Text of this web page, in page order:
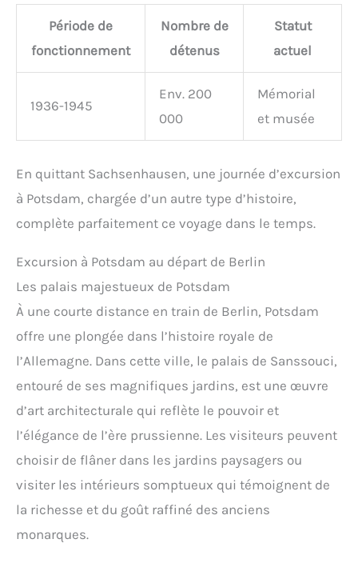
Période de
fonctionnement
Nombre de
détenus
Statut
actuel
1936-1945
Env. 200
000
Mémorial
et musée
En quittant Sachsenhausen, une journée d’excursion
à Potsdam, chargée d’un autre type d’histoire,
complète parfaitement ce voyage dans le temps.
Excursion à Potsdam au départ de Berlin
Les palais majestueux de Potsdam
À une courte distance en train de Berlin, Potsdam
offre une plongée dans l’histoire royale de
l’Allemagne. Dans cette ville, le palais de Sanssouci,
entouré de ses magnifiques jardins, est une œuvre
d’art architecturale qui reflète le pouvoir et
l’élégance de l’ère prussienne. Les visiteurs peuvent
choisir de flâner dans les jardins paysagers ou
visiter les intérieurs somptueux qui témoignent de
la richesse et du goût raffiné des anciens
monarques.